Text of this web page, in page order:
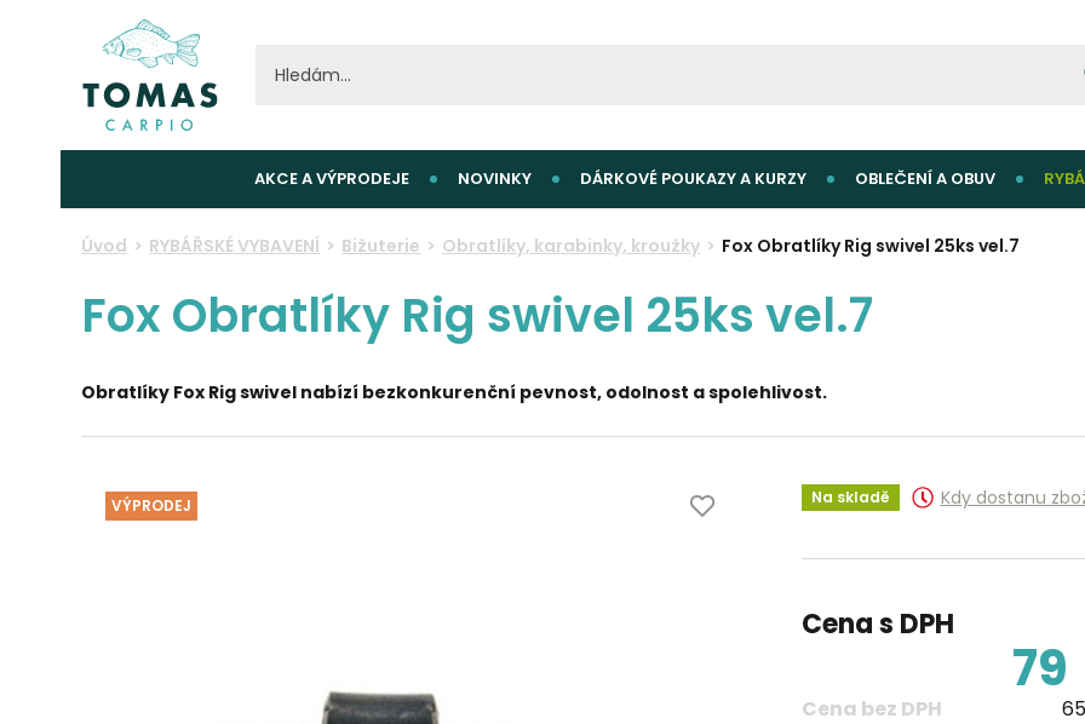
AKCE A VÝPRODEJE NOVINKY DÁRKOVÉ POUKAZY A KURZY OBLEČENÍ A OBUV
Úvod RYBÁŘSKÉ VYBAVENÍ Bižuterie Obratlíky, karabinky, kroužky Fox Obratlíky Rig swivel 25ks vel.7
Fox Obratlíky Rig swivel 25ks vel.7
Obratlíky Fox Rig swivel nabízí bezkonkurenční pevnost, odolnost a spolehlivost.
VÝPRODEJ Na skladě Kdy dostanu
Cena s DPH
79
Cena bez DPH